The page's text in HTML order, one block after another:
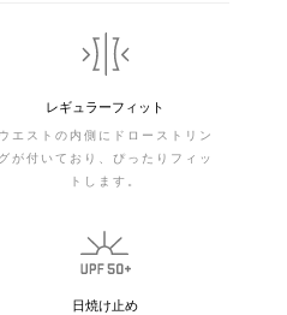
レギュラーフィット
ウエストの内側にドローストリン
グが付いており、ぴったりフィッ
トします。
日焼け止め